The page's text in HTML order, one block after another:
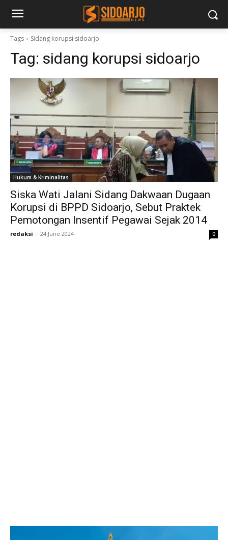
Tags Sidang korupsi sidoarjo
Tag: sidang korupsi sidoarjo
Hukum & Kriminalitas
Siska Wati Jalani Sidang Dakwaan Dugaan
Korupsi di BPPD Sidoarjo, Sebut Praktek
Pemotongan Insentif Pegawai Sejak 2014
redaksi - 24 June 2024 0